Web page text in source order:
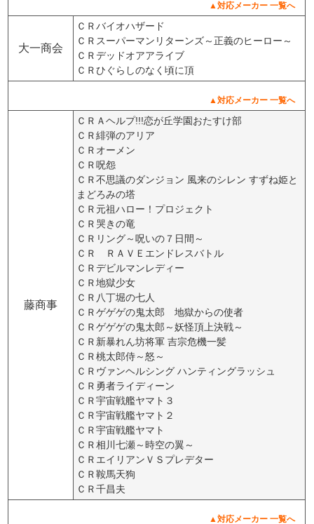
▲対応メーカー 一覧へ
大一商会
ＣＲバイオハザード
ＣＲスーパーマンリターンズ～正義のヒーロー～
ＣＲデッドオアアライブ
ＣＲひぐらしのなく頃に頂
▲対応メーカー 一覧へ
藤商事
ＣＲＡヘルプ!!!恋が丘学園おたすけ部
ＣＲ緋弾のアリア
ＣＲオーメン
ＣＲ呪怨
ＣＲ不思議のダンジョン 風来のシレン すずね姫と
まどろみの塔
ＣＲ元祖ハロー！プロジェクト
ＣＲ哭きの竜
ＣＲリング～呪いの７日間～
ＣＲ ＲＡＶＥエンドレスバトル
ＣＲデビルマンレディー
ＣＲ地獄少女
ＣＲ八丁堀の七人
ＣＲゲゲゲの鬼太郎 地獄からの使者
ＣＲゲゲゲの鬼太郎～妖怪頂上決戦～
ＣＲ新暴れん坊将軍 吉宗危機一髪
ＣＲ桃太郎侍～怒～
ＣＲヴァンヘルシング ハンティングラッシュ
ＣＲ勇者ライディーン
ＣＲ宇宙戦艦ヤマト３
ＣＲ宇宙戦艦ヤマト２
ＣＲ宇宙戦艦ヤマト
ＣＲ相川七瀬～時空の翼～
ＣＲエイリアンＶＳプレデター
ＣＲ鞍馬天狗
ＣＲ千昌夫
▲対応メーカー 一覧へ